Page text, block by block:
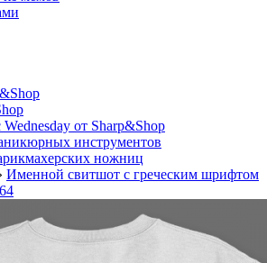
от Sharp&Shop
инструментов
ножниц
Именной свитшот с греческим шрифтом